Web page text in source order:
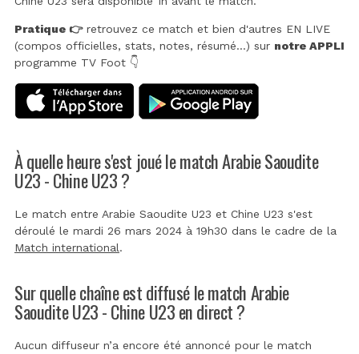
Pratique 👉retrouvez ce match et bien d'autres EN LIVE
(compos officielles, stats, notes, résumé...) sur notre APPLI
programme TV Foot 👇
À quelle heure s'est joué le match Arabie Saoudite
U23 - Chine U23 ?
Le match entre Arabie Saoudite U23 et Chine U23 s'est
déroulé le mardi 26 mars 2024 à 19h30 dans le cadre de la
Match international.
Sur quelle chaîne est diffusé le match Arabie
Saoudite U23 - Chine U23 en direct ?
Aucun diffuseur n’a encore été annoncé pour le match